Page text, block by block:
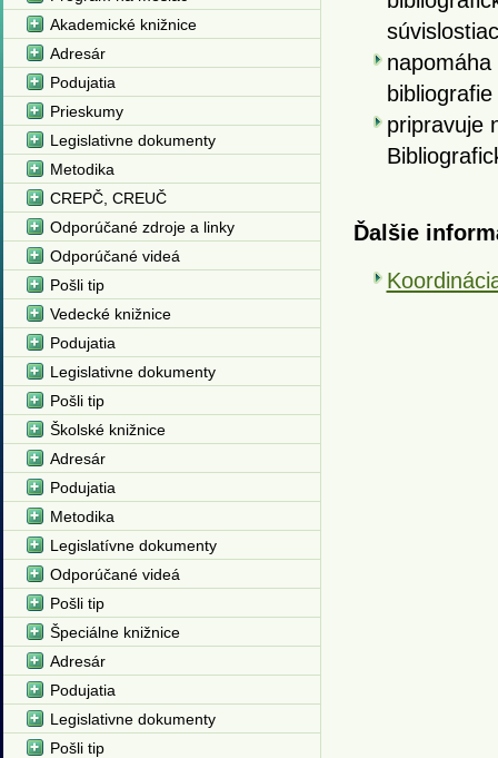
bibliografie
pripravuje
Ďalšie
Akademické knižnice
Adresár
Podujatia
Prieskumy
Legislativne dokumenty
Metodika
CREPČ, CREUČ
Odporúčané zdroje a linky
Odporúčané videá
Pošli tip
Vedecké knižnice
Podujatia
Legislativne dokumenty
Pošli tip
Školské knižnice
Adresár
Podujatia
Metodika
Legislatívne dokumenty
Odporúčané videá
Pošli tip
Špeciálne knižnice
Adresár
Podujatia
Legislativne dokumenty
Pošli tip